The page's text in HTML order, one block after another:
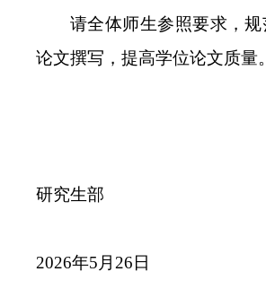
请全体师生参照要求，规
论文撰写，提高学位论文质量。
研究生部
2026年5月26日